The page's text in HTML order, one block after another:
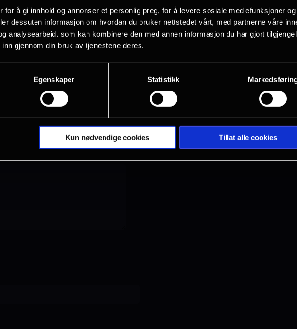
for å gi innhold og annonser et personlig preg, for å levere sosiale mediefunksjoner
dessuten informasjon om hvordan du bruker nettstedet vårt, med partnerne våre
analysearbeid, som kan kombinere den med annen informasjon du har gjort
gjennom din bruk av tjenestene deres.
Egenskaper Statistikk
Kun nødvendige cookies Tillat alle cookies
mot en tilleggskostnad. Vi kontakter deg for innsending av trykkfiler.
Leveringstid inntil 14 dager.